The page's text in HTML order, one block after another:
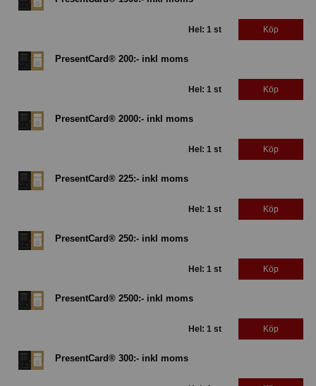
Hel: 1 st Köp
PresentCard® 200:- inkl moms
Hel: 1 st Köp
PresentCard® 2000:- inkl moms
Hel: 1 st Köp
PresentCard® 225:- inkl moms
Hel: 1 st Köp
PresentCard® 250:- inkl moms
Hel: 1 st Köp
PresentCard® 2500:- inkl moms
Hel: 1 st Köp
PresentCard® 300:- inkl moms